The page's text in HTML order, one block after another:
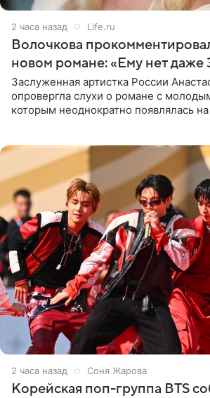
2 часа назад Life.ru
Волочкова
новом романе: «Ему нет даже
Заслуженная артистка России
опровергла слухи о романе с
которым неоднократно появлялась на
2 часа назад Соня Жарова
Корейская поп-группа BTS